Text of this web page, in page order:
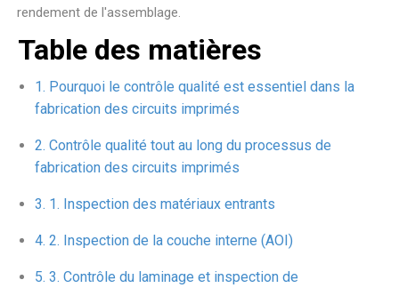
rendement de l'assemblage.
Table des matières
Pourquoi le contrôle qualité est essentiel dans la
fabrication des circuits imprimés
Contrôle qualité tout au long du processus de
fabrication des circuits imprimés
1. Inspection des matériaux entrants
2. Inspection de la couche interne (AOI)
3. Contrôle du laminage et inspection de